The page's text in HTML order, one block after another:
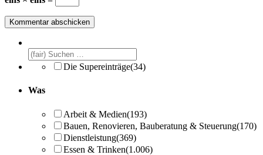
Die Supereinträge(34)
Was
Arbeit & Medien(193)
Bauen, Renovieren, Bauberatung & Steuerung(170)
Dienstleistung(369)
Essen & Trinken(1.006)